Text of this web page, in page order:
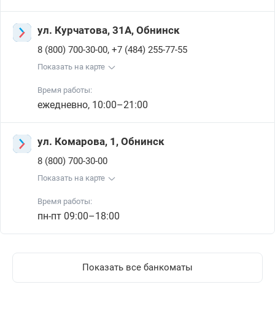
ул. Курчатова, 31А, Обнинск
8 (800) 700-30-00, +7 (484) 255-77-55
Показать на карте
Время работы:
ежедневно, 10:00–21:00
ул. Комарова, 1, Обнинск
8 (800) 700-30-00
Показать на карте
Время работы:
пн-пт 09:00–18:00
Показать все банкоматы